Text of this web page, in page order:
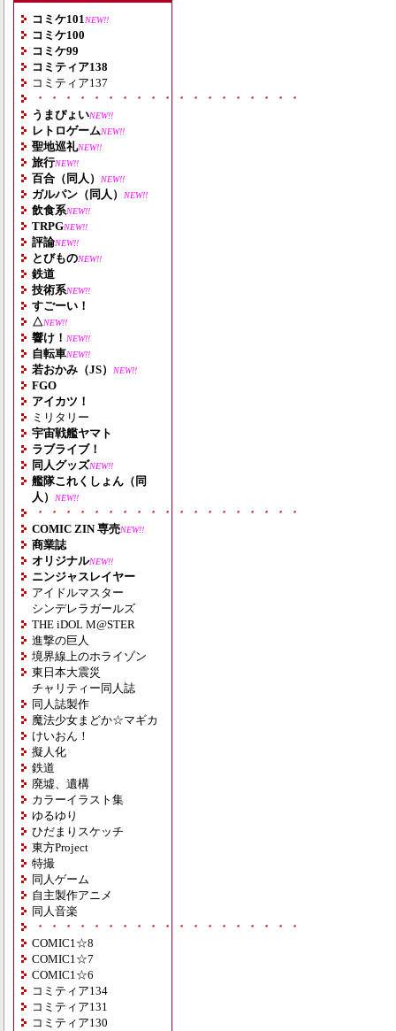
コミケ101 NEW!!
コミケ100
コミケ99
コミティア138
コミティア137
・・・・・・・・・・・・・・・・・・・
うまぴょいNEW!!
レトロゲームNEW!!
聖地巡礼NEW!!
旅行NEW!!
百合（同人） NEW!!
ガルパン（同人） NEW!!
飲食系NEW!!
TRPGNEW!!
評論NEW!!
とびものNEW!!
鉄道
技術系NEW!!
すごーい！
△NEW!!
響け！ NEW!!
自転車NEW!!
若おかみ（JS） NEW!!
FGO
アイカツ！
ミリタリー
宇宙戦艦ヤマト
ラブライブ！
同人グッズNEW!!
艦隊これくしょん（同
人）
NEW!!
・・・・・・・・・・・・・・・・・・・
COMIC ZIN 専売NEW!!
商業誌
オリジナルNEW!!
ニンジャスレイヤー
アイドルマスター
シンデレラガールズ
THE iDOL M@STER
進撃の巨人
境界線上のホライゾン
東日本大震災
チャリティー同人誌
同人誌製作
魔法少女まどか☆マギカ
けいおん！
擬人化
鉄道
廃墟、遺構
カラーイラスト集
ゆるゆり
ひだまりスケッチ
東方Project
特撮
同人ゲーム
自主製作アニメ
同人音楽
・・・・・・・・・・・・・・・・・・・
COMIC1☆8
COMIC1☆7
COMIC1☆6
コミティア134
コミティア131
コミティア130